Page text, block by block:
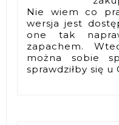
Nie wiem co
wersja jest
one tak
zapachem.
można sobie
sprawdziłby się u